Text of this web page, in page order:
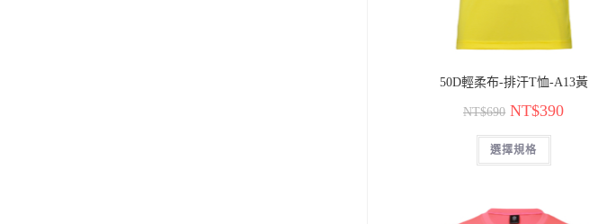
50D輕柔布-排汗T恤-A13黃
NT$690 NT$390
選擇規格